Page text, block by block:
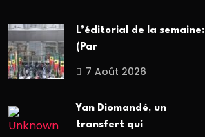
L’éditorial de la semaine:
(Par
7 Août 2026
Yan Diomandé, un
transfert qui